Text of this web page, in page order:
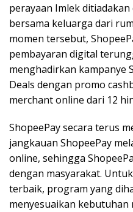
perayaan Imlek
bersama keluarga dari
momen tersebut,
pembayaran digital
menghadirkan kampanye
Deals dengan promo
merchant online dari 12
ShopeePay secara terus
jangkauan ShopeePay
online, sehingga
dengan masyarakat.
terbaik, program yang
menyesuaikan kebutuhan